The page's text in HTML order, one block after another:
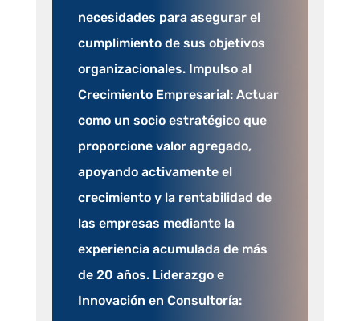
necesidades para asegurar el
cumplimiento de sus objetivos
organizacionales. Impulso al
Crecimiento Empresarial: Actuar
como un socio estratégico que
proporcione valor agregado,
apoyando activamente el
crecimiento y la rentabilidad de
las empresas mediante la
experiencia acumulada de más
de 20 años. Liderazgo e
Innovación en Consultoría: